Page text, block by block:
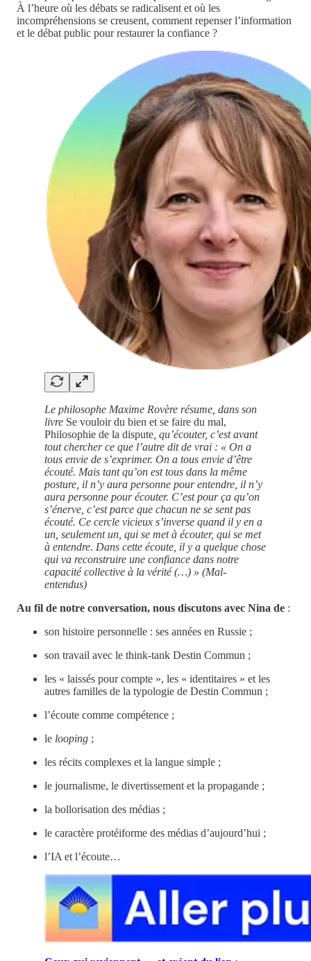
À l’heure où les débats se radicalisent et où les
incompréhensions se creusent, comment repenser l’information
et le débat public pour restaurer la confiance ?
Le philosophe Maxime Rovère résume, dans son
livre Se vouloir du bien et se faire du mal,
Philosophie de la dispute , qu’écouter, c’est avant
tout chercher ce que l’autre dit de vrai : « On a
tous envie de s’exprimer. On a tous envie d’être
écouté. Mais tant qu’on est tous dans la même
posture, il n’y aura personne pour entendre, il n’y
aura personne pour écouter. C’est pour ça qu’on
s’énerve, c’est parce que chacun ne se sent pas
écouté. Ce cercle vicieux s’inverse quand il y en a
un, seulement un, qui se met à écouter, qui se met
à entendre. Dans cette écoute, il y a quelque chose
qui va reconstruire une confiance dans notre
capacité collective à la vérité (…) » (Mal-
entendus)
Au fil de notre conversation, nous discutons avec Nina de :
son histoire personnelle : ses années en Russie ;
son travail avec le think-tank Destin Commun ;
les « laissés pour compte », les « identitaires » et les
autres familles de la typologie de Destin Commun ;
l’écoute comme compétence ;
le looping ;
les récits complexes et la langue simple ;
le journalisme, le divertissement et la propagande ;
la bollorisation des médias ;
le caractère protéiforme des médias d’aujourd’hui ;
l’IA et l’écoute…